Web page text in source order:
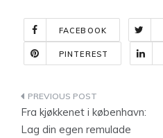
FACEBOOK
PINTEREST
Fra kjøkkenet i københavn:
Lag din egen remulade